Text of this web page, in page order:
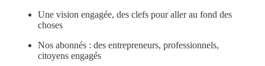
Une vision engagée, des clefs pour aller au fond des
choses
Nos abonnés : des entrepreneurs, professionnels,
citoyens engagés